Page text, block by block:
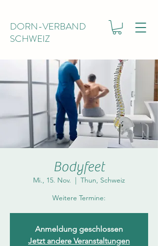
DORN-VERBAND
SCHWEIZ
Bodyfeet
Mi., 15. Nov.
  |
Thun, Schweiz
Anmeldung geschlossen
Jetzt andere Veranstaltungen